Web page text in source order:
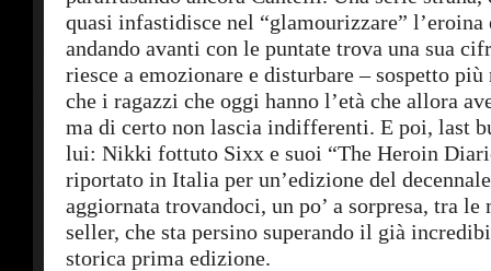
quasi infastidisce nel “glamourizzare”
andando avanti con le puntate trova una sua
riesce a emozionare e disturbare – sospetto
che i ragazzi che oggi hanno l’età che allora
ma di certo non lascia indifferenti. E poi, last
lui: Nikki fottuto Sixx e suoi “The Heroin
riportato in Italia per un’edizione del
aggiornata trovandoci, un po’ a sorpresa, tra le
seller, che sta persino superando il già
storica prima edizione.